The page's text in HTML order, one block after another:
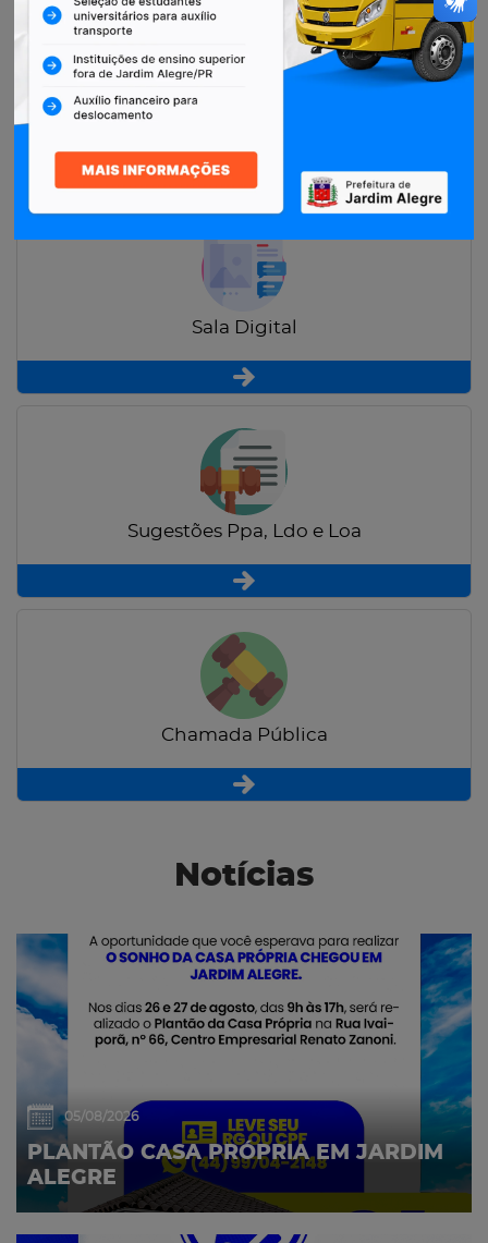
Restituição de Contribuintes
Sala Digital
Sugestões Ppa, Ldo e Loa
Chamada Pública
Notícias
05/08/2026
PLANTÃO CASA PRÓPRIA EM JARDIM
ALEGRE